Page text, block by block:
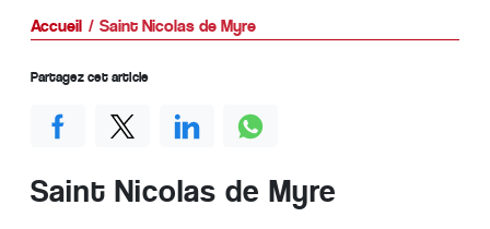
Accueil Saint Nicolas de Myre
Saint Nicolas de Myre
Partagez cet article